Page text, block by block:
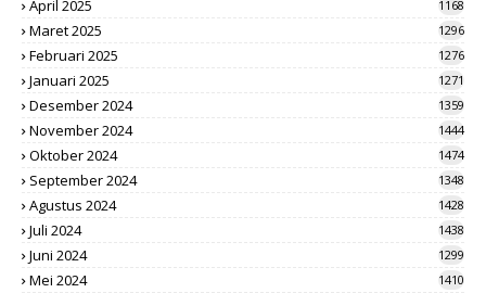
April 2025 1168
Maret 2025 1296
Februari 2025 1276
Januari 2025 1271
Desember 2024 1359
November 2024 1444
Oktober 2024 1474
September 2024 1348
Agustus 2024 1428
Juli 2024 1438
Juni 2024 1299
Mei 2024 1410